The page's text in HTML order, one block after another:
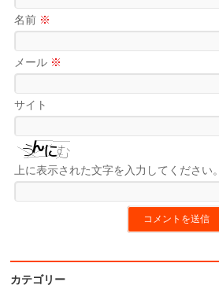
名前 ※
メール ※
サイト
上に表示された文字を入力してください。
カテゴリー